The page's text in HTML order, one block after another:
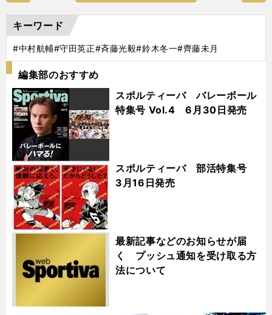
キーワード
#中村航輔#守田英正#斉藤光毅#鈴木冬一#齊藤未月
編集部のおすすめ
スポルティーバ バレーボール
特集号 Vol.4 6月30日発売
スポルティーバ 部活特集号
3月16日発売
最新記事などのお知らせが届
く プッシュ通知を受け取る方
法について